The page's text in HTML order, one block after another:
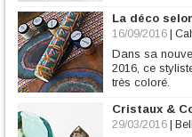
La déco
16/09/2016
Dans sa
2016, ce
très coloré.
Cristaux &
29/03/2016